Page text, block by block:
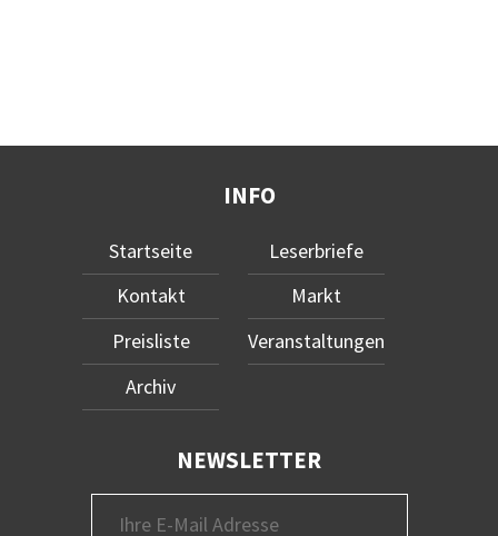
INFO
Startseite
Kontakt
Preisliste
Archiv
Leserbriefe
Markt
Veranstaltungen
NEWSLETTER